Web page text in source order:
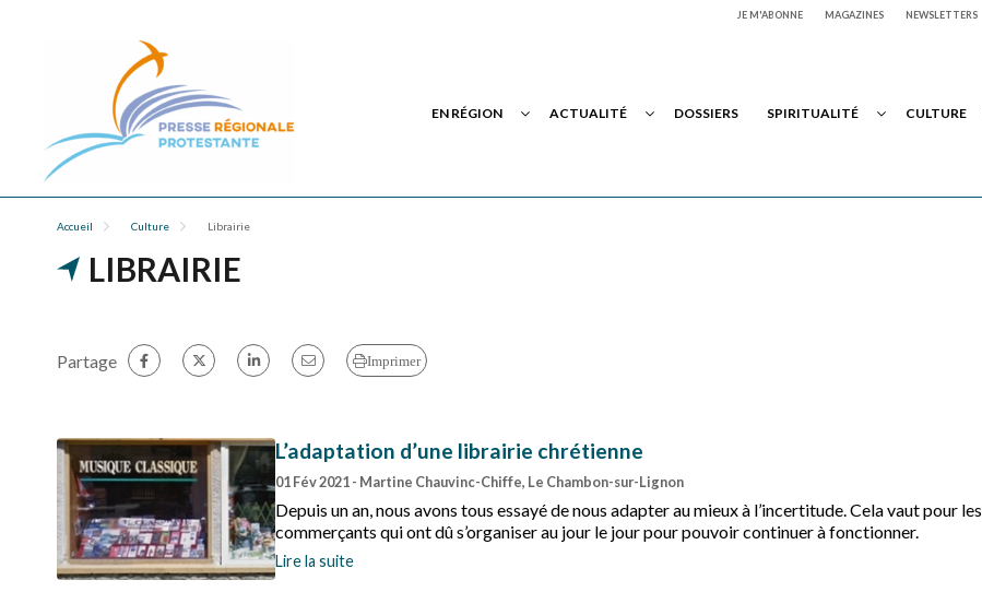
JE M'ABONNE MAGAZINES NEWSLETTERS
EN RÉGION ACTUALITÉ DOSSIERS SPIRITUALITÉ CULTURE
Accueil Culture Librairie
LIBRAIRIE
Partage Imprimer
L’adaptation d’une librairie chrétienne
01 Fév 2021- Martine Chauvinc-Chiffe, Le Chambon-sur-Lignon
Depuis un an, nous avons tous essayé de nous adapter au mieux à l’incertitude. Cela vaut pour les
commerçants qui ont dû s’organiser au jour le jour pour pouvoir continuer à fonctionner.
Lire la suite